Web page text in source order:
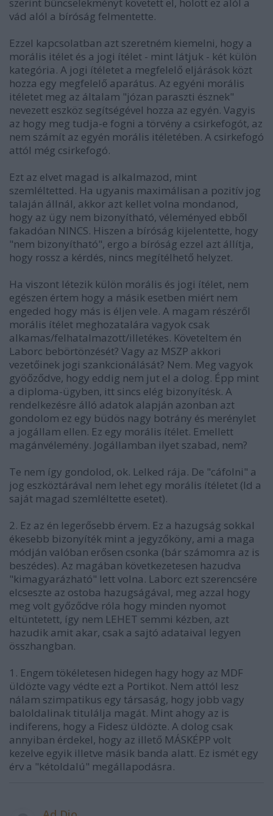
szerint bűncselekményt követett el, holott ez alól a
vád alól a bíróság felmentette.
Ezzel kapcsolatban azt szeretném kiemelni, hogy a
morális itélet és a jogi ítélet - mint látjuk - két külön
kategória. A jogi ítéletet a megfelelő eljárások közt
hozza egy megfelelő aparátus. Az egyéni morális
itéletet meg az általam "józan paraszti észnek"
nevezett eszköz segítségével hozza az egyén. Vagyis
az hogy meg tudja-e fogni a törvény a csirkefogót, az
nem számít az egyén morális itéletében. A csirkefogó
attól még csirkefogó.
Ezt az elvet magad is alkalmazod, mint
szemléltetted. Ha ugyanis maximálisan a pozitív jog
talaján állnál, akkor azt kellet volna mondanod,
hogy az ügy nem bizonyítható, véleményed ebből
fakadóan NINCS. Hiszen a bíróság kijelentette, hogy
"nem bizonyítható", ergo a bíróság ezzel azt állítja,
hogy rossz a kérdés, nincs megítélhető helyzet.
Ha viszont létezik külön morális és jogi ítélet, nem
egészen értem hogy a másik esetben miért nem
engeded hogy más is éljen vele. A magam részéről
morális ítélet meghozatalára vagyok csak
alkamas/felhatalmazott/illetékes. Követeltem én
Laborc bebörtönzését? Vagy az MSZP akkori
vezetőinek jogi szankcionálását? Nem. Meg vagyok
gyöőződve, hogy eddig nem jut el a dolog. Épp mint
a diploma-ügyben, itt sincs elég bizonyítésk. A
rendelkezésre álló adatok alapján azonban azt
gondolom ez egy büdös nagy botrány és merénylet
a jogállam ellen. Ez egy morális ítélet. Emellett
magánvélemény. Jogállamban ilyet szabad, nem?
Te nem így gondolod, ok. Lelked rája. De "cáfolni" a
jog eszköztárával nem lehet egy morális ítéletet (ld a
saját magad szemléltette esetet).
2. Ez az én legerősebb érvem. Ez a hazugság sokkal
ékesebb bizonyíték mint a jegyzőköny, ami a maga
módján valóban erősen csonka (bár számomra az is
beszédes). Az magában következetesen hazudva
"kimagyarázható" lett volna. Laborc ezt szerencsére
elcseszte az ostoba hazugságával, meg azzal hogy
meg volt győződve róla hogy minden nyomot
eltüntetett, így nem LEHET semmi kézben, azt
hazudik amit akar, csak a sajtó adataival legyen
összhangban.
1. Engem tökéletesen hidegen hagy hogy az MDF
üldözte vagy védte ezt a Portikot. Nem attól lesz
nálam szimpatikus egy társaság, hogy jobb vagy
baloldalinak titulálja magát. Mint ahogy az is
indiferens, hogy a Fidesz üldözte. A dolog csak
annyiban érdekel, hogy az illető MÁSKÉPP volt
kezelve egyik illetve másik banda alatt. Ez ismét egy
érv a "kétoldalú" megállapodásra.